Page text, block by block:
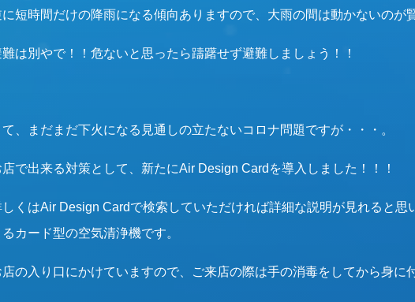
短時間だけの降雨になる傾向ありますので、大雨の間は動かないのが
は別やで！！危ないと思ったら躊躇せず避難しましょう！！
、まだまだ下火になる見通しの立たないコロナ問題ですが・・・。
で出来る対策として、新たにAir Design Cardを導入しました！！！
くはAir Design Cardで検索していただければ詳細な説明が見れると思
カード型の空気清浄機です。
の入り口にかけていますので、ご来店の際は手の消毒をしてから身に